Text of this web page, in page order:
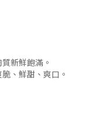
新鮮飽滿。
、鮮甜、爽口。